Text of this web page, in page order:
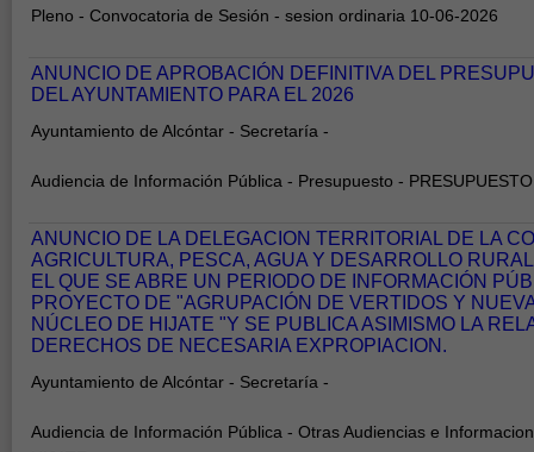
Pleno - Convocatoria de Sesión - sesion ordinaria 10-06-2026
ANUNCIO DE APROBACIÓN DEFINITIVA DEL
DEL AYUNTAMIENTO PARA EL 2026
Ayuntamiento de Alcóntar - Secretaría -
Audiencia de Información Pública - Presupuesto -
ANUNCIO DE LA DELEGACION TERRITORIAL DE LA
AGRICULTURA, PESCA, AGUA Y DESARROLLO
EL QUE SE ABRE UN PERIODO DE INFORMACIÓN
PROYECTO DE "AGRUPACIÓN DE VERTIDOS Y
NÚCLEO DE HIJATE "Y SE PUBLICA ASIMISMO LA
DERECHOS DE NECESARIA EXPROPIACION.
Ayuntamiento de Alcóntar - Secretaría -
Audiencia de Información Pública - Otras Audiencias e